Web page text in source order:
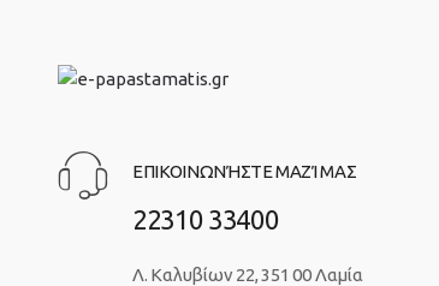
ΕΠΙΚΟΙΝΩΝΉΣΤΕ ΜΑΖΊ ΜΑΣ
22310 33400
Λ. Καλυβίων 22, 351 00 Λαμία